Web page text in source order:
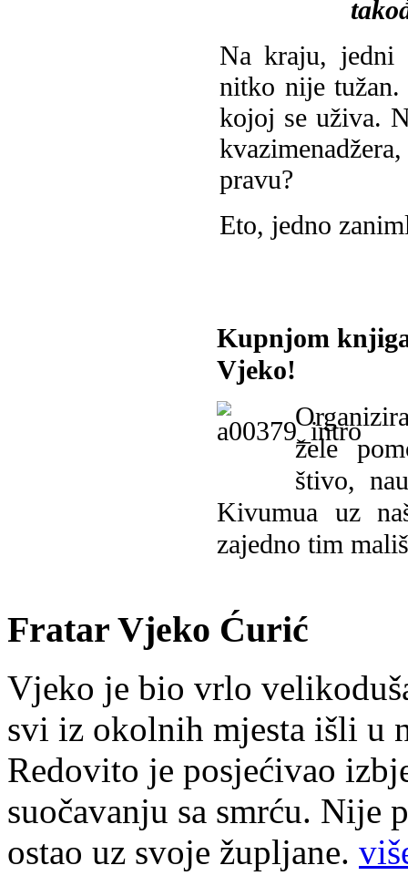
Na kraju, jedni
nitko nije
kojoj se uživa.
pravu?
Eto, jedno
Kupnjom
Vjeko!
žele
štivo,
Kivumua uz
zajedno tim
Fratar Vjeko Ćurić
Vjeko je bio vrlo
svi iz okolnih mjesta išli u
Redovito je posjećivao
suočavanju sa smrću. Nije
ostao uz svoje župljane.